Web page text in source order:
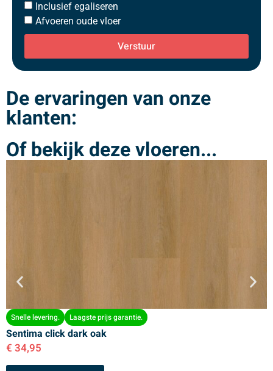
Inclusief egaliseren
Afvoeren oude vloer
Verstuur
De ervaringen van onze
klanten:
Of bekijk deze vloeren...
Snelle levering. Laagste prijs garantie.
Sentima click dark oak
€ 34,95